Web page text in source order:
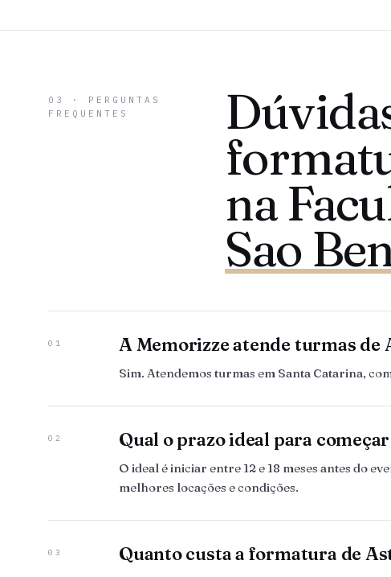
03 · PERGUNTAS
FREQUENTES
na
Sao
01 A Memorizze atende turmas de
Sim. Atendemos turmas em Santa Catarina,
02 Qual o prazo ideal para
O ideal é iniciar entre 12 e 18 meses antes do
melhores locações e condições.
03 Quanto custa a formatura de